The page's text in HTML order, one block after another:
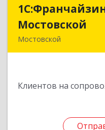
Мостовской
Мостовской
Клиентов на